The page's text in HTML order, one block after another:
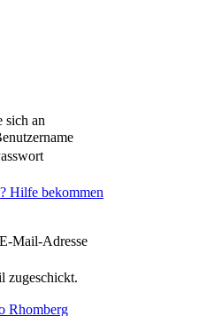
sich an
Hilfe bekommen
Mail-Adresse
zugeschickt.